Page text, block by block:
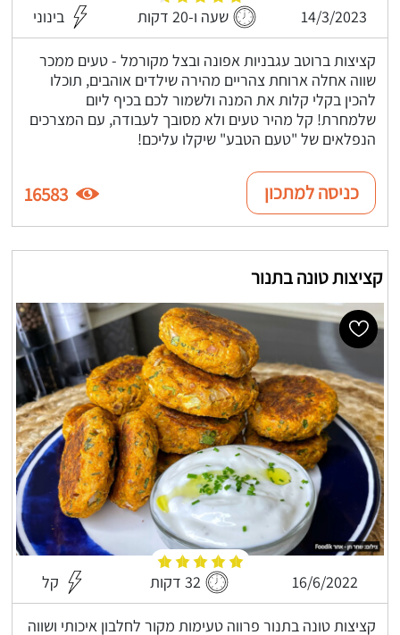
14/3/2023 שעה ו-20 דקות בינוני
קציצות ברוטב עגבניות אפונה ובצל מקורמל - טעים ממכר
שווה אחלה ארוחת צהריים מהירה שילדים אוהבים, תוכלו
להכין בקלי קלות את המנה ולשמור לכם בכיף ליום
שלמחרת! קל מהיר טעים ולא מסובך לעבודה, עם המצרכים
הנפלאים של "טעם הטבע" שיקלו עליכם!
כניסה למתכון 16583
קציצות טונה בתנור
16/6/2022 32 דקות קל
קציצות טונה בתנור פרווה טעימות מקור לחלבון איכותי ושווה